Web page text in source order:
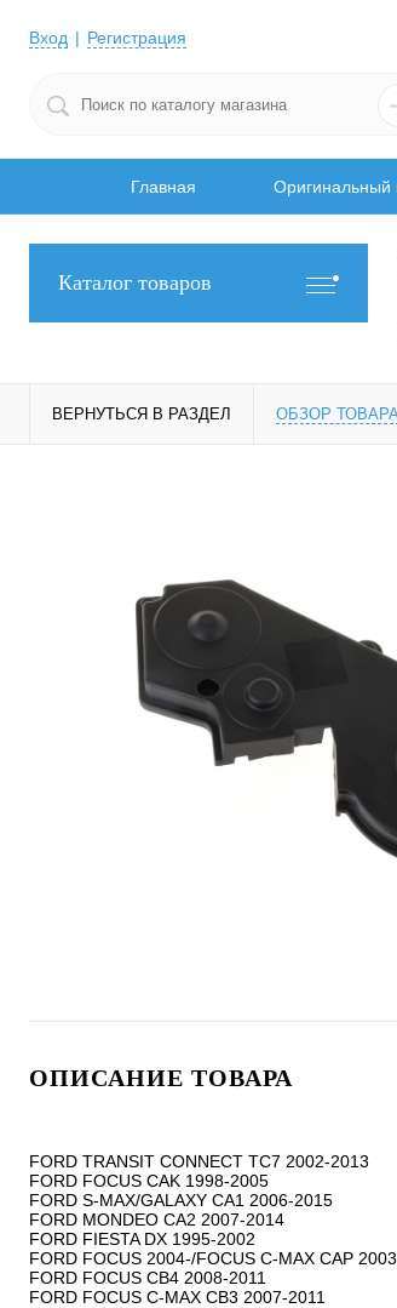
Вход Регистрация
Главная Оригинальный
Каталог товаров
ВЕРНУТЬСЯ В РАЗДЕЛ ОБЗОР
ОПИСАНИЕ ТОВАРА
FORD TRANSIT CONNECT TC7 2002-2013
FORD FOCUS CAK 1998-2005
FORD S-MAX/GALAXY CA1 2006-2015
FORD MONDEO CA2 2007-2014
FORD FIESTA DX 1995-2002
FORD FOCUS 2004-/FOCUS C-MAX CAP
FORD FOCUS CB4 2008-2011
FORD FOCUS C-MAX CB3 2007-2011